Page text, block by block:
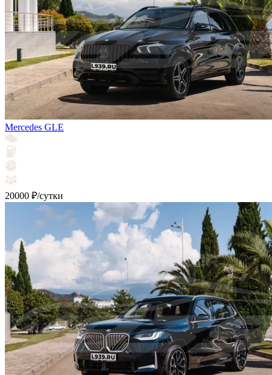
Mercedes GLE
20000 ₽/сутки